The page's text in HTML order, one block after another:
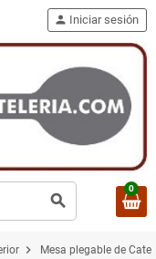
search
person Iniciar sesión
0
chevron_right Mesa plegable de